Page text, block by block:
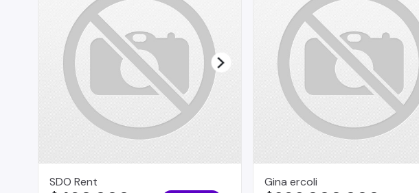
SDO Rent Gina ercoli